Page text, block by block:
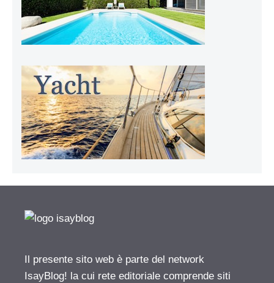
Il presente sito web è parte del network
IsayBlog! la cui rete editoriale comprende siti